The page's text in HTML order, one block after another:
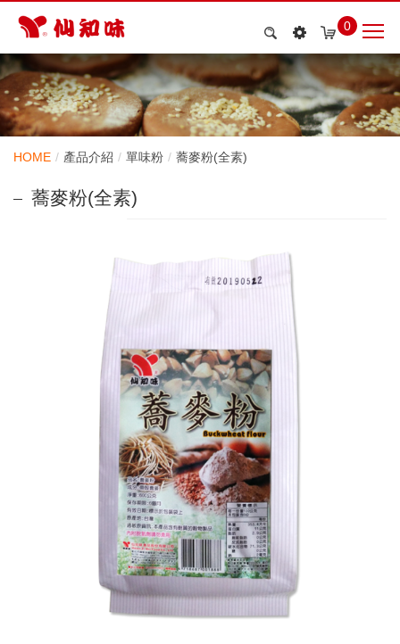
0
HOME 產品介紹 單味粉 蕎麥粉(全素)
蕎麥粉(全素)